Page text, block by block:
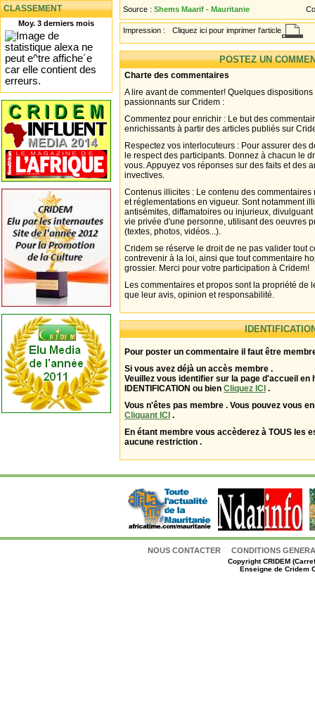
CLASSEMENT
Moy. 3 derniers mois
Source : Shems Maarif - Mauritanie
Impression : Cliquez ici pour imprimer l'article
POSTEZ UN
Charte des commentaires
A lire avant de commenter! Quelques
passionnants sur Cridem :
Commentez pour enrichir : Le but des
enrichissants à partir des articles publiés sur
Respectez vos interlocuteurs : Pour assurer des
le respect des participants. Donnez à chacun le
vous. Appuyez vos réponses sur des faits et des
invectives.
Contenus illicites : Le contenu des
et réglementations en vigueur. Sont notamment
antisémites, diffamatoires ou injurieux,
vie privée d'une personne, utilisant des oeuvres
(textes, photos, vidéos...).
Cridem se réserve le droit de ne pas valider tout
contrevenir à la loi, ainsi que tout commentaire
grossier. Merci pour votre participation à Cridem!
Les commentaires et propos sont la propriété de
que leur avis, opinion et responsabilité.
Pour poster un commentaire il faut être
Si vous avez déjà un accès membre .
Veuillez vous identifier sur la page d'accueil en
IDENTIFICATION ou bien Cliquez ICI .
Vous n'êtes pas membre . Vous pouvez vous
Cliquant ICI .
En étant membre vous accèderez à TOUS les
aucune restriction .
NOUS CONTACTER CONDITIONS
CopyrightCRIDEM
Enseigne de Cridem